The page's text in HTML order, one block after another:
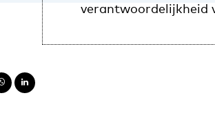
verantwoordelijkheid